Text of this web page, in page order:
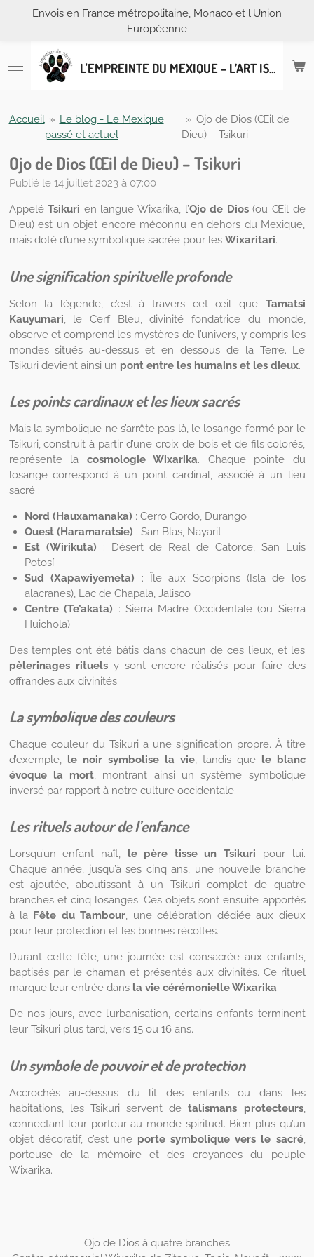
Passer
principal
L'EMPREINTE DU MEXIQUE – L’ART ISSU DE L’ARTISANAT MEXICAIN
Envois en France métropolitaine, Monaco et l'Union
Européenne
Accueil » Le blog - Le Mexique
passé et actuel
» Ojo de Dios (Œil de
Dieu) – Tsikuri
Ojo de Dios (Œil de Dieu) – Tsikuri
Publié le 14 juillet 2023 à 07:00
AppeléTsikuri en langue Wixarika, l’Ojo de Dios(ou Œil de
Dieu) est un objet encore méconnu en dehors du Mexique,
mais doté d’une symbolique sacrée pour les Wixaritari.
Une signification spirituelle profonde
Selon la légende, c’est à travers cet œil que Tamatsi
Kauyumari, le Cerf Bleu, divinité fondatrice du monde,
observe et comprend les mystères de l’univers, y compris les
mondes situés au-dessus et en dessous de la Terre. Le
Tsikuri devient ainsi un pont entre les humains et les dieux.
Les points cardinaux et les lieux sacrés
Mais la symbolique ne s’arrête pas là, le losange formé par le
Tsikuri, construit à partir d’une croix de bois et de fils colorés,
représente la cosmologie Wixarika. Chaque pointe du
losange correspond à un point cardinal, associé à un lieu
sacré :
Nord (Hauxamanaka) : Cerro Gordo, Durango
Ouest (Haramaratsie) : San Blas, Nayarit
Est (Wirikuta) : Désert de Real de Catorce, San Luis
Potosí
Sud (Xapawiyemeta) : Île aux Scorpions (Isla de los
alacranes), Lac de Chapala, Jalisco
Centre (Te’akata) : Sierra Madre Occidentale (ou Sierra
Huichola)
Des temples ont été bâtis dans chacun de ces lieux, et les
pèlerinages rituelsy sont encore réalisés pour faire des
offrandes aux divinités.
La symbolique des couleurs
Chaque couleur du Tsikuri a une signification propre. À titre
d’exemple, le noir symbolise la vie, tandis que le blanc
évoque la mort, montrant ainsi un système symbolique
inversé par rapport à notre culture occidentale.
Les rituels autour de l’enfance
Lorsqu’un enfant naît, le père tisse un Tsikuri pour lui.
Chaque année, jusqu’à ses cinq ans, une nouvelle branche
est ajoutée, aboutissant à un Tsikuri complet de quatre
branches et cinq losanges. Ces objets sont ensuite apportés
à la Fête du Tambour, une célébration dédiée aux dieux
pour leur protection et les bonnes récoltes.
Durant cette fête, une journée est consacrée aux enfants,
baptisés par le chaman et présentés aux divinités. Ce rituel
marque leur entrée dans la vie cérémonielle Wixarika.
De nos jours, avec l’urbanisation, certains enfants terminent
leur Tsikuri plus tard, vers 15 ou 16 ans.
Un symbole de pouvoir et de protection
Accrochés au-dessus du lit des enfants ou dans les
habitations, les Tsikuri servent detalismans protecteurs,
connectant leur porteur au monde spirituel. Bien plus qu’un
objet décoratif, c’est une porte symbolique vers le sacré,
porteuse de la mémoire et des croyances du peuple
Wixarika.
Ojo de Dios à quatre branches